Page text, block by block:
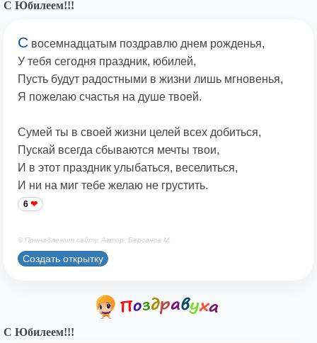
С Юбилеем!!!
С восемнадцатым поздравлю днем рожденья,
У тебя сегодня праздник, юбилей,
Пусть будут радостными в жизни лишь мгновенья,
Я пожелаю счастья на душе твоей.
Сумей ты в своей жизни целей всех добиться,
Пускай всегда сбываются мечты твои,
И в этот праздник улыбаться, веселиться,
И ни на миг тебе желаю не грустить.
6
© Принадлежит сайту. Автор: Берсанов М.
Создать открытку
С Юбилеем!!!